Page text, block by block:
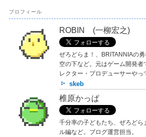
プロフィール
ROBIN (一柳宏之)
ぜろどらま！、BRITANNIAの
空の下など。元はゲーム開発
レクター・プロデューサーやっ
skeb
椎原かっぱ
千分率の子どもたち、ぜろどら
ル編など。ブログ運営担当。